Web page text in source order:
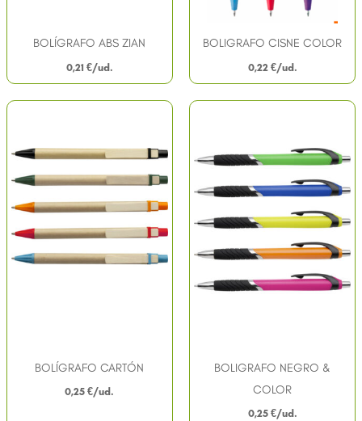
BOLÍGRAFO ABS ZIAN
0,21 €
BOLIGRAFO CISNE COLOR
0,22 €
BOLÍGRAFO CARTÓN
0,25 €
BOLIGRAFO NEGRO &
COLOR
0,25 €